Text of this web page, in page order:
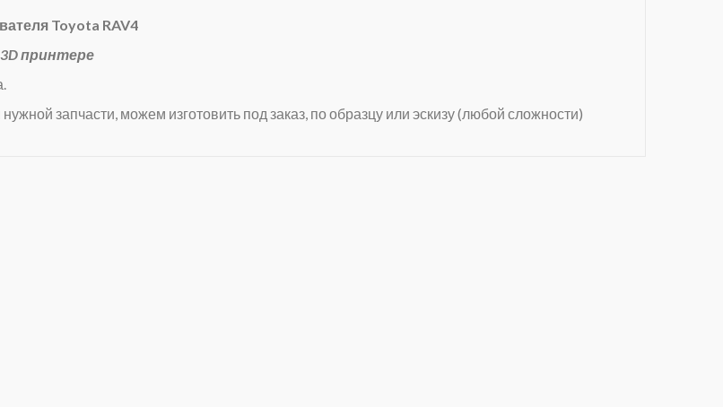
Toyota RAV4
принтере
запчасти, можем изготовить под заказ, по образцу или эскизу (любой сложности)